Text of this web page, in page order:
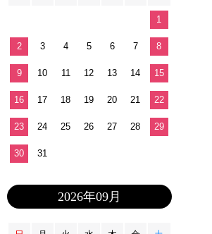
1
2 3 4 5 6 7 8
9 10 11 12 13 14 15
16 17 18 19 20 21 22
23 24 25 26 27 28 29
30 31
2026年09月